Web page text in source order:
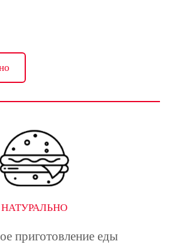
НАТУРАЛЬНО
приготовление еды